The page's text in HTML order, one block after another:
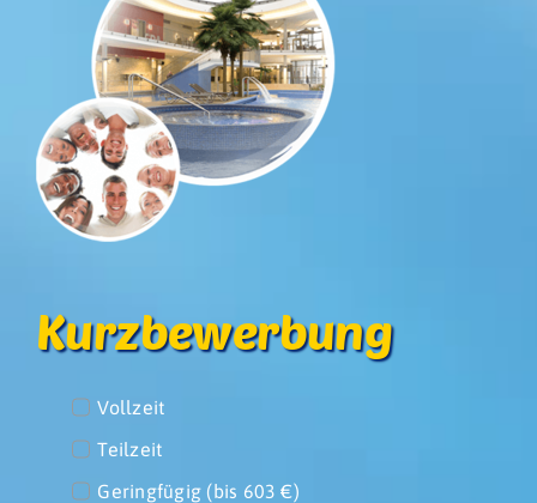
Kurzbewerbung
Vollzeit
Teilzeit
Geringfügig (bis 603 €)